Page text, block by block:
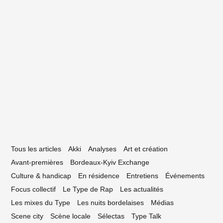
Tous les articles Akki Analyses
Art et création
Avant-premières
Bordeaux-Kyiv Exchange
Culture & handicap
En résidence Entretiens
Événements
Focus collectif
Le Type de Rap
Les actualités
Les mixes du Type
Les nuits bordelaises
Médias
Scene city
Scène locale Sélectas Type Talk